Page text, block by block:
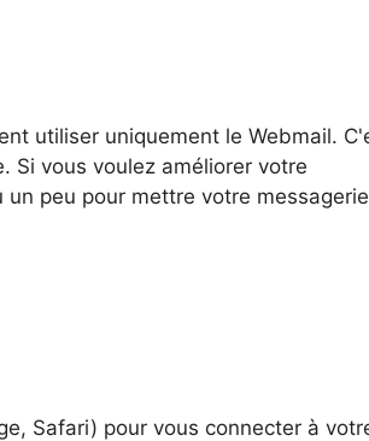
utiliser uniquement le Webmail.
Si vous voulez améliorer votre
peu pour mettre votre
Safari) pour vous connecter à